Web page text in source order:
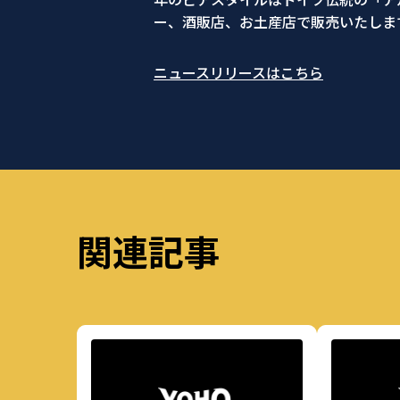
ー、酒販店、お土産店で販売いたしま
ニュースリリースはこちら
関連記事